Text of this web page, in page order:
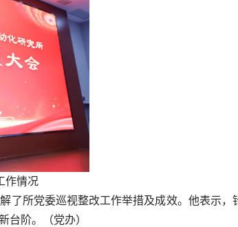
作情况
了所党委巡视整改工作举措及成效。他表示，
台阶。（党办）